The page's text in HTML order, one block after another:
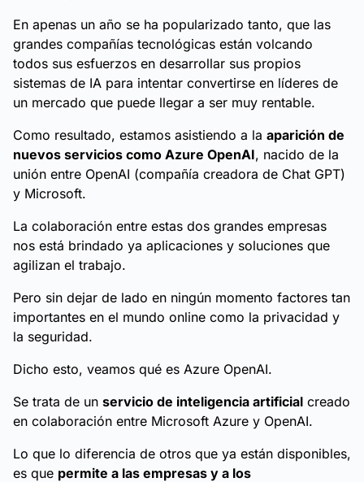
En apenas un año se ha popularizado tanto, que las
grandes compañías tecnológicas están volcando
todos sus esfuerzos en desarrollar sus propios
sistemas de IA para intentar convertirse en líderes de
un mercado que puede llegar a ser muy rentable.
Como resultado, estamos asistiendo a la aparición de
nuevos servicios como Azure OpenAI, nacido de la
unión entre OpenAI (compañía creadora de Chat GPT)
y Microsoft.
La colaboración entre estas dos grandes empresas
nos está brindado ya aplicaciones y soluciones que
agilizan el trabajo.
Pero sin dejar de lado en ningún momento factores tan
importantes en el mundo online como la privacidad y
la seguridad.
Dicho esto, veamos qué es Azure OpenAI.
Se trata de un servicio de inteligencia artificial creado
en colaboración entre Microsoft Azure y OpenAI.
Lo que lo diferencia de otros que ya están disponibles,
es que permite a las empresas y a los